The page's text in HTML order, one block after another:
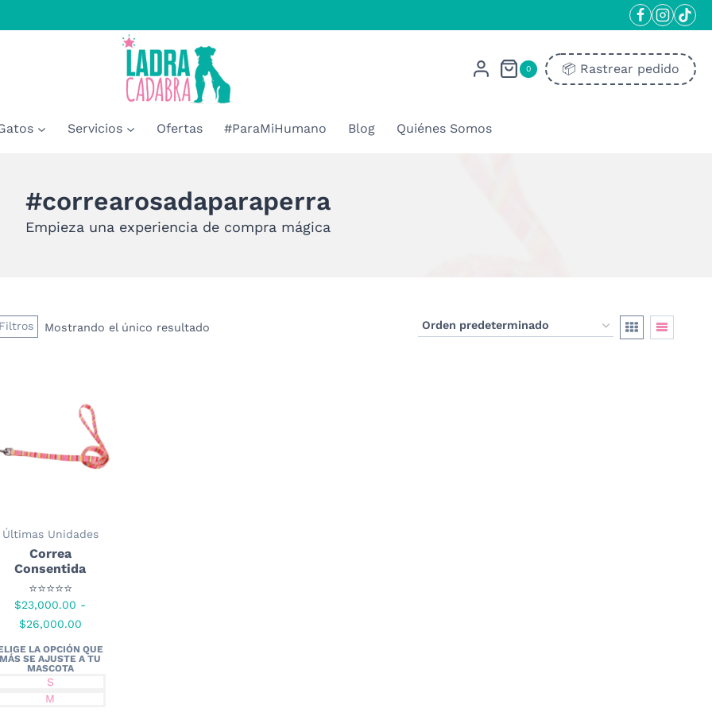
0 📦​ Rastrear pedido
Servicios Ofertas #ParaMiHumano Blog Quiénes Somos
#correarosadaparaperra
Empieza una experiencia de compra mágica
Filtros Mostrando el único resultado
Últimas Unidades
Correa
Consentida
⭐⭐⭐⭐⭐
$23,000.00 -
$26,000.00Rango
precios:
S
M